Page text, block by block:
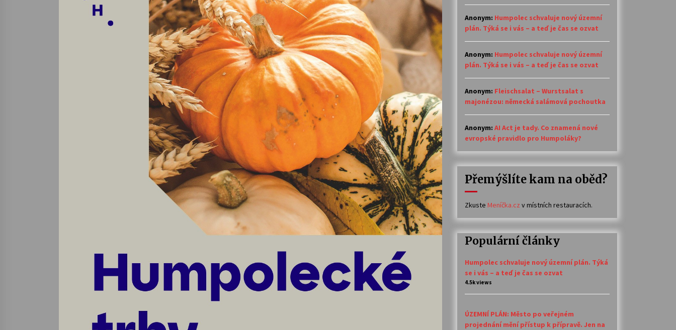
Anonym: Humpolec schvaluje nový územní
plán. Týká se i vás – a teď je čas se ozvat
Anonym: Humpolec schvaluje nový územní
plán. Týká se i vás – a teď je čas se ozvat
Anonym: Fleischsalat – Wurstsalat s
majonézou: německá salámová pochoutka
Anonym: AI Act je tady. Co znamená nové
evropské pravidlo pro Humpoláky?
Přemýšlíte kam na oběd?
Zkuste Meníčka.cz v místních restauracích.
Populární články
Humpolec schvaluje nový územní plán. Týká
se i vás – a teď je čas se ozvat
4.5k views
ÚZEMNÍ PLÁN: Město po veřejném
projednání mění přístup k přípravě. Jen na